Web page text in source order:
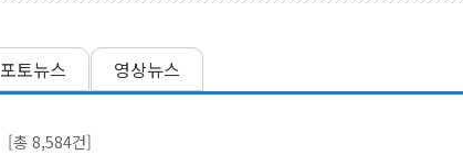
포토뉴스 영상뉴스
[총 8,584건]